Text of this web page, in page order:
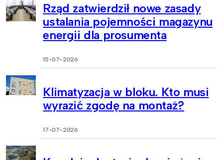
Rząd zatwierdził nowe zasady
ustalania pojemności magazynu
energii dla prosumenta
15-07-2026
Klimatyzacja w bloku. Kto musi
wyrazić zgodę na montaż?
17-07-2026